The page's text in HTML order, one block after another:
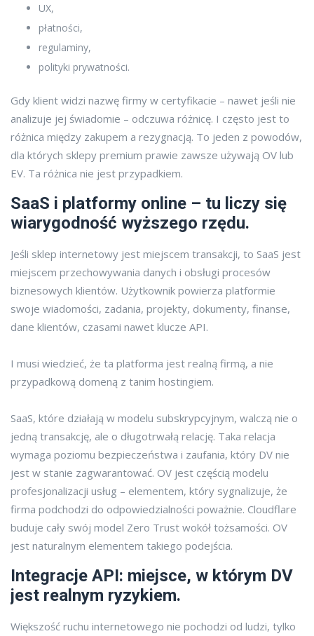
UX,
płatności,
regulaminy,
polityki prywatności.
Gdy klient widzi nazwę firmy w certyfikacie – nawet jeśli nie
analizuje jej świadomie – odczuwa różnicę. I często jest to
różnica między zakupem a rezygnacją. To jeden z powodów,
dla których sklepy premium prawie zawsze używają OV lub
EV. Ta różnica nie jest przypadkiem.
SaaS i platformy online – tu liczy się
wiarygodność wyższego rzędu.
Jeśli sklep internetowy jest miejscem transakcji, to SaaS jest
miejscem przechowywania danych i obsługi procesów
biznesowych klientów. Użytkownik powierza platformie
swoje wiadomości, zadania, projekty, dokumenty, finanse,
dane klientów, czasami nawet klucze API.
I musi wiedzieć, że ta platforma jest realną firmą, a nie
przypadkową domeną z tanim hostingiem.
SaaS, które działają w modelu subskrypcyjnym, walczą nie o
jedną transakcję, ale o długotrwałą relację. Taka relacja
wymaga poziomu bezpieczeństwa i zaufania, który DV nie
jest w stanie zagwarantować. OV jest częścią modelu
profesjonalizacji usług – elementem, który sygnalizuje, że
firma podchodzi do odpowiedzialności poważnie. Cloudflare
buduje cały swój model Zero Trust wokół tożsamości. OV
jest naturalnym elementem takiego podejścia.
Integracje API: miejsce, w którym DV
jest realnym ryzykiem.
Większość ruchu internetowego nie pochodzi od ludzi, tylko